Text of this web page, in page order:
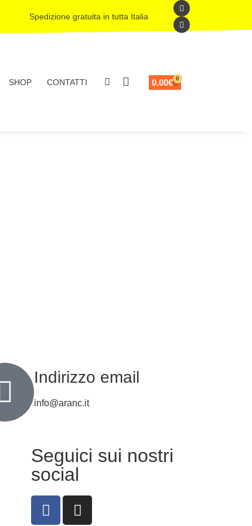
Spedizione gratuita in tutta Italia
SHOP CONTATTI 0,00€ 0
Indirizzo email
info@aranc.it
Seguici sui nostri
social